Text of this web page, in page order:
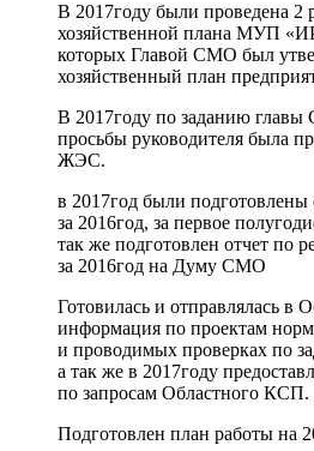
В 2017году были проведена 2
хозяйственной плана МУП
которых Главой СМО был
хозяйственный план
В 2017году по заданию
просьбы руководителя была
ЖЭС.
в 2017год были
за 2016год, за первое
так же подготовлен отчет по
за 2016год на Думу СМО
Готовилась и отправлялась в
информация по проектам
и проводимых проверках по
а так же в 2017году
по запросам Областного КСП.
Подготовлен план работы на